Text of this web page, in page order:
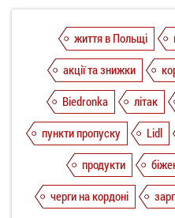
життя в Польщі
акції та знижки
Biedronka
літак
пункти пропуску
Lidl
продукти
черги на кордоні